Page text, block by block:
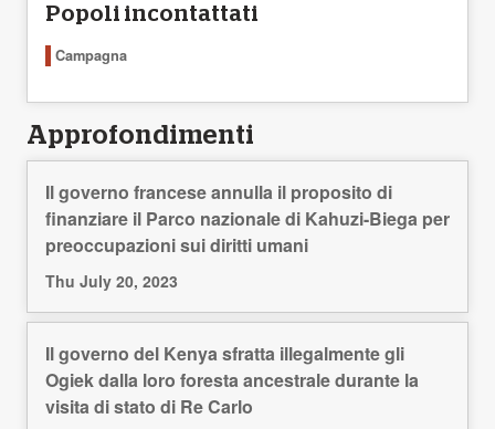
Popoli incontattati
Campagna
Approfondimenti
Il governo francese annulla il proposito di
finanziare il Parco nazionale di Kahuzi-Biega per
preoccupazioni sui diritti umani
Thu July 20, 2023
Il governo del Kenya sfratta illegalmente gli
Ogiek dalla loro foresta ancestrale durante la
visita di stato di Re Carlo